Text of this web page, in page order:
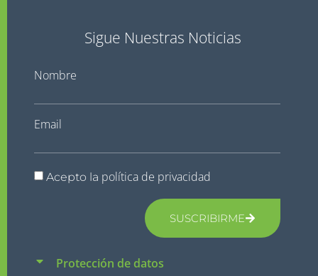
Sigue Nuestras Noticias
Nombre
Email
Acepto la política de privacidad
SUSCRIBIRME
Protección de datos